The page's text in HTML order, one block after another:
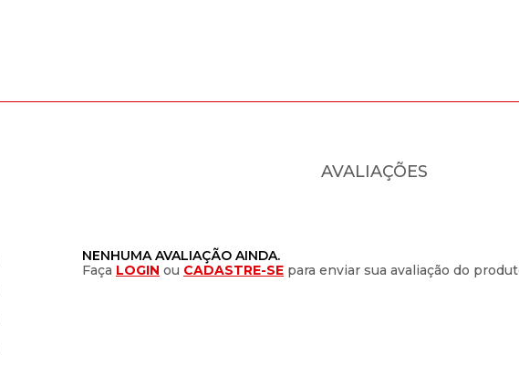
AVALIAÇÕES
NENHUMA AVALIAÇÃO AINDA.
Faça LOGIN ou CADASTRE-SE para enviar sua avaliação do